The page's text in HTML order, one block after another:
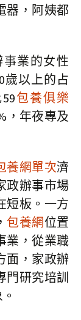
器，阿姨都
業的女性
歲以上的占
包養俱樂
，年夜專及
養網單次濟
政辦事市場
短板。一方
包養網位置
業，從業職
面，家政辦
門研究培訓